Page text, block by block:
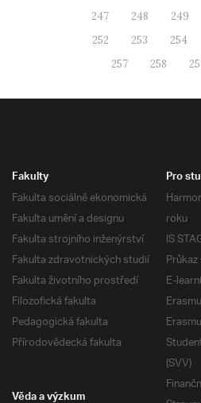
247
248 249
252
253 254
257
258
Fakulty
Fakulta sociálně ekonomická
Fakulta umění a designu
Fakulta strojního inženýrství
Fakulta zdravotnických studií
Fakulta životního prostředí
Filozofická fakulta
Pedagogická fakulta
Přírodovědecká fakulta
Pro
roku
IS
E-
(SVV)
Věda a výzkum